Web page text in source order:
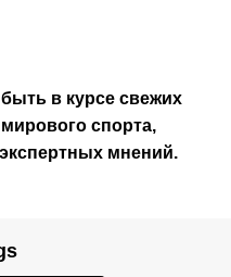
в курсе свежих
спорта,
мнений.